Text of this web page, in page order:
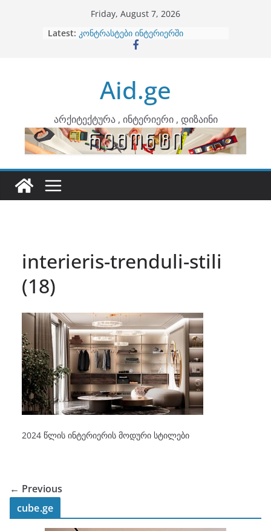
Friday, August 7, 2026
Latest: ბინების გაერთიანება
კონტრასტები ინტერიერში
ინტერიერის დიზიანი
არტემიდი წარმოგიდგენთ
Aid.ge
არქიტექტურა , ინტერიერი , დიზაინი
interieris-trenduli-stili
(18)
2024 წლის ინტერიერის მოდური სტილები
← Previous
cube.ge